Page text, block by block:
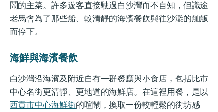
鬧的主菜。許多遊客直接駛過白沙灣而不自知，但識途
老馬會為了那些船、較清靜的海濱餐飲與往沙灘的舢舨
而停下。
海鮮與海濱餐飲
白沙灣沿海濱及附近自有一群餐廳與小食店，包括比市
中心名街更清靜、更地道的海鮮店。在這裡用餐，是以
西貢市中心海鮮街的喧鬧，換取一份較輕鬆的街坊感